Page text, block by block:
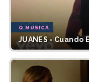
Q MUSICA
JUANES - Cuando